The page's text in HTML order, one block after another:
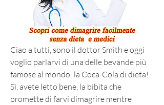
Ciao a tutti, sono il dottor Smith e oggi
voglio parlarvi di una delle bevande più
famose al mondo: la Coca-Cola di dieta!
Sì, avete letto bene, la bibita che
promette di farvi dimagrire mentre